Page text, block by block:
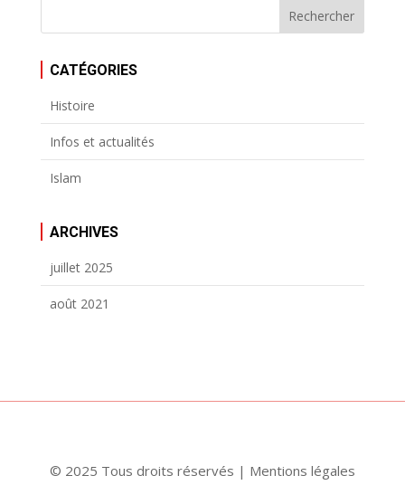
CATÉGORIES
Histoire
Infos et actualités
Islam
ARCHIVES
juillet 2025
août 2021
© 2025 Tous droits réservés | Mentions légales